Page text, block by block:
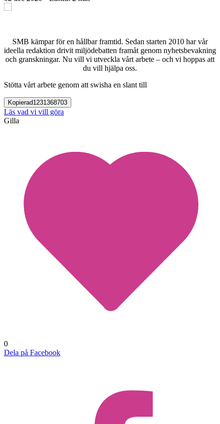
SMB kämpar för en hållbar framtid. Sedan starten 2010 har vår
ideella redaktion drivit miljödebatten framåt genom nyhetsbevakning
och granskningar. Nu vill vi utveckla vårt arbete – och vi hoppas att
du vill hjälpa oss.
Stötta vårt arbete genom att swisha en slant till
Kopierad1231368703
Läs vad vi vill göra
Gilla
0
Dela på Facebook